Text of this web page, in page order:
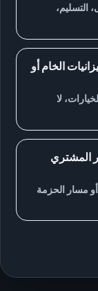
التسليم،
الخام أو
لا
المشتري
مسار الحزمة